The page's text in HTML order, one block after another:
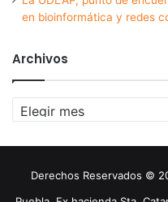
en bioinformática y redes
Archivos
Archivos
Derechos Reservados ©